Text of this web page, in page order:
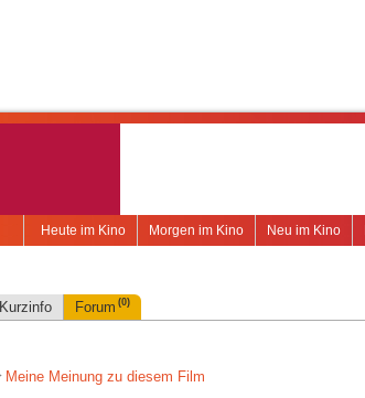
Neu im Kino
Morgen im Kino
Heute im Kino
Kurzinfo Forum (0)
Meine Meinung zu diesem Film